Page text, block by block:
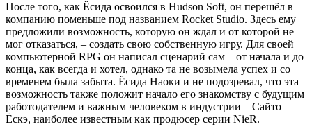
После того, как Ёсида освоился в Hudson Soft, он перешёл в
компанию поменьше под названием Rocket Studio. Здесь ему
предложили возможность, которую он ждал и от которой не
мог отказаться, – создать свою собственную игру. Для своей
компьютерной RPG он написал сценарий сам – от начала и до
конца, как всегда и хотел, однако та не возымела успех и со
временем была забыта. Ёсида Наоки и не подозревал, что эта
возможность также положит начало его знакомству с будущим
работодателем и важным человеком в индустрии – Сайто
Ёскэ, наиболее известным как продюсер серии NieR.